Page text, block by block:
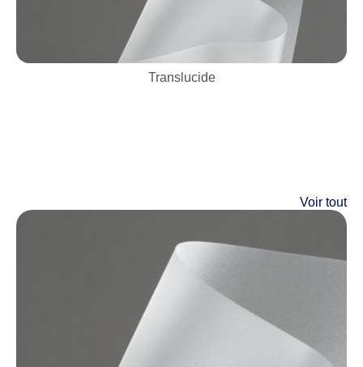
Translucide
Voir tout